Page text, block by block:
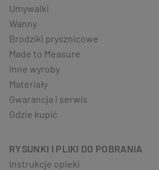
Umywalki
Wanny
Brodziki prysznicowe
Made to Measure
Inne wyroby
Materiały
Gwarancja i serwis
Gdzie kupić
RYSUNKI I PLIKI DO POBRANIA
Instrukcje opieki